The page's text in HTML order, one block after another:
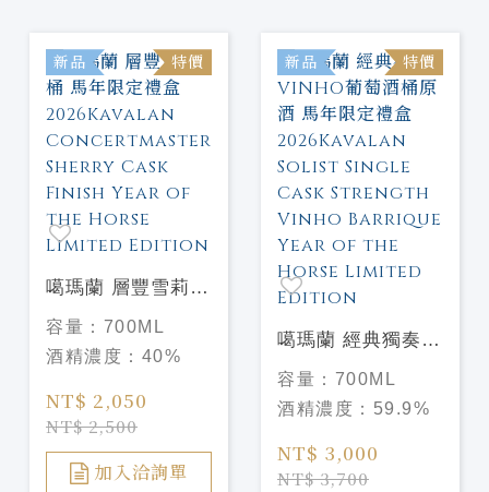
新品 特價
噶瑪蘭 層豐雪莉3
桶 馬年限定禮盒
2026Kavalan
Concertmaster
Sherry Cask
Finish Year of the
Edition
容量： 700ML
酒精濃度： 40%
NT$ 2,050
NT$ 2,500
加入洽詢單
新品 特價
噶瑪蘭 經典獨奏
VINHO葡萄酒桶原
酒 馬年限定禮盒
2026Kavalan
Solist Single
Cask Strength
容量： 700ML
酒精濃度： 59.9%
NT$ 3,000
NT$ 3,700